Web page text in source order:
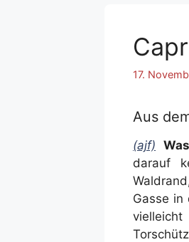
17.
Aus
(ajf)
darauf
Gasse